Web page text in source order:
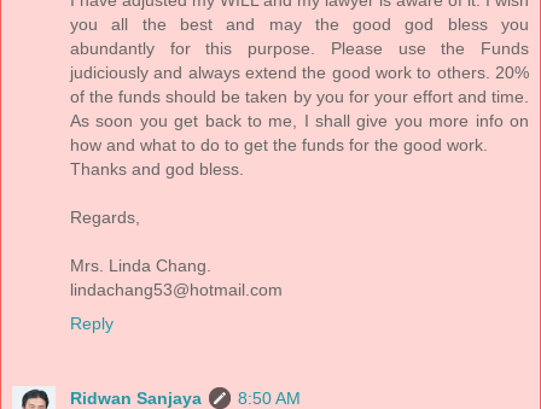
you all the best and may the good god bless you
abundantly for this purpose. Please use the Funds
judiciously and always extend the good work to others. 20%
of the funds should be taken by you for your effort and time.
As soon you get back to me, I shall give you more info on
how and what to do to get the funds for the good work.
Thanks and god bless.
Regards,
Mrs. Linda Chang.
lindachang53@hotmail.com
Reply
Ridwan Sanjaya
8:50 AM